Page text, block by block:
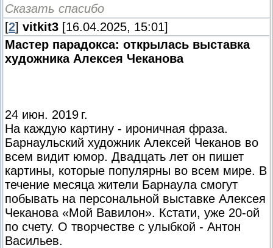
Сказать спасибо
[2] vitkit3 [16.04.2025, 15:01]
Мастер парадокса: открылась выставка
художника Алексея Чеканова
24 июн. 2019 г.
На каждую картину - ироничная фраза.
Барнаульский художник Алексей Чеканов во
всем видит юмор. Двадцать лет он пишет
картины, которые популярны во всем мире. В
течение месяца жители Барнаула смогут
побывать на персональной выставке Алексея
Чеканова «Мой Вавилон». Кстати, уже 20-ой
по счету. О творчестве с улыбкой - Антон
Васильев.